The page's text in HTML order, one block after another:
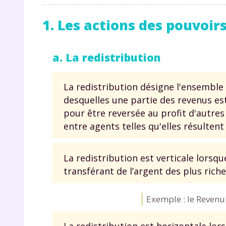
1. Les actions des
a. La redistribution
La redistribution désigne
desquelles une partie des revenus
pour être reversée au profit
entre agents telles qu'elles
La redistribution est verticale
transférant de l’argent des plus
Exemple : le
* Votre
vos
Votre